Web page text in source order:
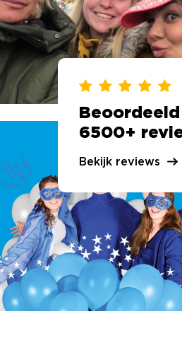
6500+
Bekijk reviews